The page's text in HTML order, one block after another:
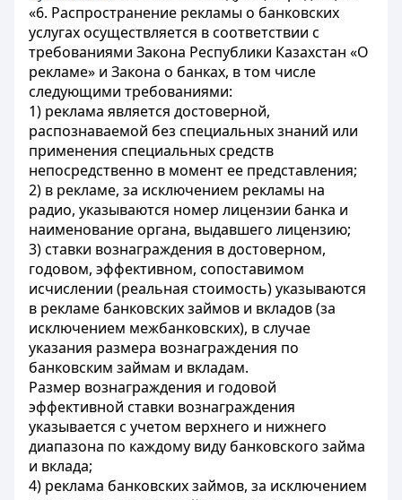
«6. Распространение рекламы о банковских
услугах осуществляется в соответствии с
требованиями Закона Республики Казахстан «О
рекламе» и Закона о банках, в том числе
следующими требованиями:
1) реклама является достоверной,
распознаваемой без специальных знаний или
применения специальных средств
непосредственно в момент ее представления;
2) в рекламе, за исключением рекламы на
радио, указываются номер лицензии банка и
наименование органа, выдавшего лицензию;
3) ставки вознаграждения в достоверном,
годовом, эффективном, сопоставимом
исчислении (реальная стоимость) указываются
в рекламе банковских займов и вкладов (за
исключением межбанковских), в случае
указания размера вознаграждения по
банковским займам и вкладам.
Размер вознаграждения и годовой
эффективной ставки вознаграждения
указывается с учетом верхнего и нижнего
диапазона по каждому виду банковского займа
и вклада;
4) реклама банковских займов, за исключением